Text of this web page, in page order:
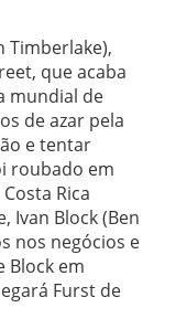
Timberlake),
que acaba
mundial de
de azar pela
e tentar
roubado em
Rica
Ivan Block (Ben
nos negócios e
Block em
Furst de